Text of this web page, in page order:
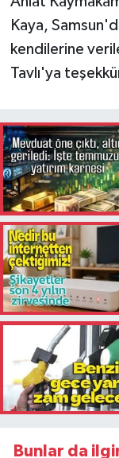
Kaya,
kendilerine
Tavlı'ya
Bunlar da